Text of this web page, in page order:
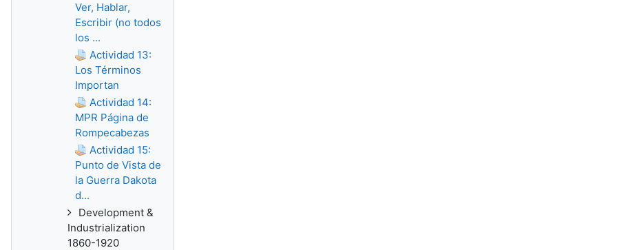
Ver, Hablar,
Escribir (no todos
los ...
Actividad 13:
Los Términos
Importan
Actividad 14:
MPR Página de
Rompecabezas
Actividad 15:
Punto de Vista de
la Guerra Dakota
d...
Development &
Industrialization
1860-1920